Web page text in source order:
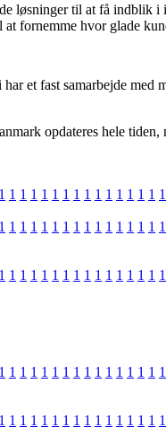
løsninger til at få indblik
fornemme hvor glade
et fast samarbejde
opdateres hele
1 1 1 1 1 1 1 1 1 1 1 1 1 1 1 1
1 1 1 1 1 1 1 1 1 1 1 1 1 1 1 1
1 1 1 1 1 1 1 1 1 1 1 1 1 1 1 1
1 1 1 1 1 1 1 1 1 1 1 1 1 1 1 1
1 1 1 1 1 1 1 1 1 1 1 1 1 1 1 1